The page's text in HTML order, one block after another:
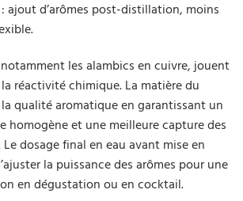
ajout d’arômes post-distillation, moins
les alambics en cuivre, jouent
réactivité chimique. La matière du
qualité aromatique en garantissant un
homogène et une meilleure capture des
dosage final en eau avant mise en
la puissance des arômes pour une
en dégustation ou en cocktail.